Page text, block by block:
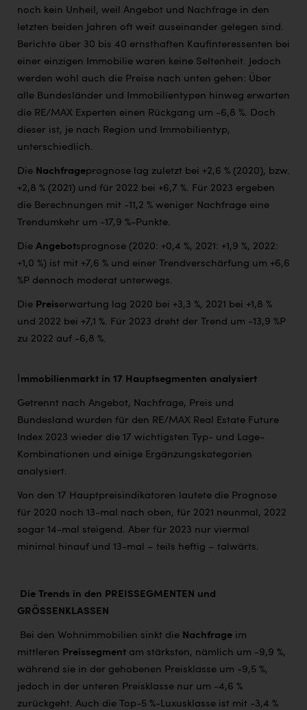
noch kein Unheil, weil Angebot und Nachfrage in den
letzten beiden Jahren oft weit auseinander gelegen sind.
Berichte über 30 bis 40 ernsthaften Kaufinteressenten bei
einer einzigen Immobilie waren keine Seltenheit. Jedoch
werden wohl auch die Preise nach unten gehen: Über
alle Bundesländer und Immobilientypen hinweg erwarten
die RE/MAX Experten einen Rückgang um -6,8 %. Doch
dieser ist, je nach Region und Immobilientyp,
unterschiedlich.
Die Nachfrageprognose lag zuletzt bei +2,6 % (2020), bzw.
+2,8 % (2021) und für 2022 bei +6,7 %. Für 2023 ergeben
die Berechnungen mit -11,2 % weniger Nachfrage eine
Trendumkehr um -17,9 %-Punkte.
Die Angebotsprognose (2020: +0,4 %, 2021: +1,9 %, 2022:
+1,0 %) ist mit +7,6 % und einer Trendverschärfung um +6,6
%P dennoch moderat unterwegs.
Die Preiserwartung lag 2020 bei +3,3 %, 2021 bei +1,8 %
und 2022 bei +7,1 %. Für 2023 dreht der Trend um -13,9 %P
zu 2022 auf -6,8 %.
mmobilienmarkt in 17 Hauptsegmenten analysiert
Getrennt nach Angebot, Nachfrage, Preis und
Bundesland wurden für den RE/MAX Real Estate Future
Index 2023 wieder die 17 wichtigsten Typ- und Lage-
Kombinationen und einige Ergänzungskategorien
analysiert.
Von den 17 Hauptpreisindikatoren lautete die Prognose
für 2020 noch 13-mal nach oben, für 2021 neunmal, 2022
sogar 14-mal steigend. Aber für 2023 nur viermal
minimal hinauf und 13-mal – teils heftig – talwärts.
Die Trends in den PREISSEGMENTEN und
GRÖSSENKLASSEN
Bei den Wohnimmobilien sinkt die Nachfrage im
mittleren Preissegment am stärksten, nämlich um -9,9 %,
während sie in der gehobenen Preisklasse um -9,5 %,
jedoch in der unteren Preisklasse nur um -4,6 %
zurückgeht. Auch die Top-5 %-Luxusklasse ist mit -3,4 %